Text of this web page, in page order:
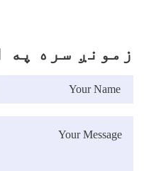
زمونږ سره په